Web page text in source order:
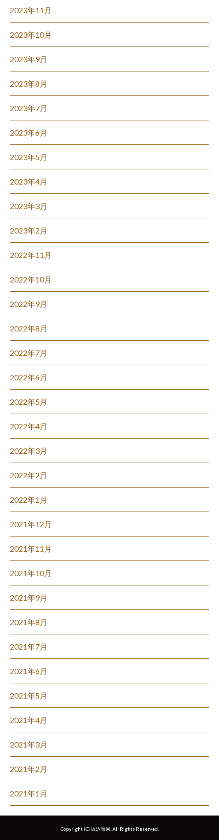
2023年11月
2023年10月
2023年9月
2023年8月
2023年7月
2023年6月
2023年5月
2023年4月
2023年3月
2023年2月
2022年11月
2022年10月
2022年9月
2022年8月
2022年7月
2022年6月
2022年5月
2022年4月
2022年3月
2022年2月
2022年1月
2021年12月
2021年11月
2021年10月
2021年9月
2021年8月
2021年7月
2021年6月
2021年5月
2021年4月
2021年3月
2021年2月
2021年1月
Copyright (C) 堀込青果. All Rights Reserved.